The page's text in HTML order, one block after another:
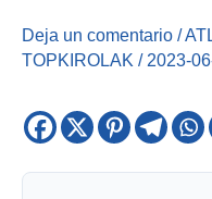
Deja un comentario /
TOPKIROLAK / 2023-